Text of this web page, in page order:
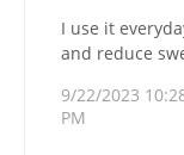
I use it
and reduce
9/22/2023
PM